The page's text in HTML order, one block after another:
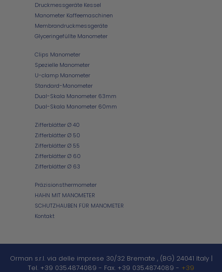
Druckmessgeräte Kessel
Manometer Kaffeemaschinen
Membrandruckmessgeräte
Glyceringefüllte Manometer
Clips Manometer
Spezielle Manometer
U-clamp Manometer
Standard-Manometer
Dual-Skala Manometer 63mm
Dual-Skala Manometer 60mm
Zifferblätter Ø 40
Zifferblätter Ø 50
Zifferblätter Ø 55
Zifferblätter Ø 60
Zifferblätter Ø 63
Präzisionsthermometer
HAHN MIT MANOMETER
SCHUTZHAUBEN FÜR MANOMETER
Kontakt
Orman s.r.l. via delle imprese 30/32 Bremate , (BG) 24041 Italy |
Tel. +39 035.4874089 - Fax. +39 035.4874089 - +39